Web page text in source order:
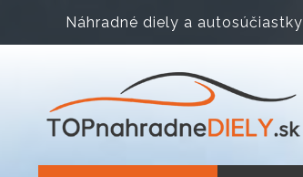
Náhradné diely a autosúčiastky